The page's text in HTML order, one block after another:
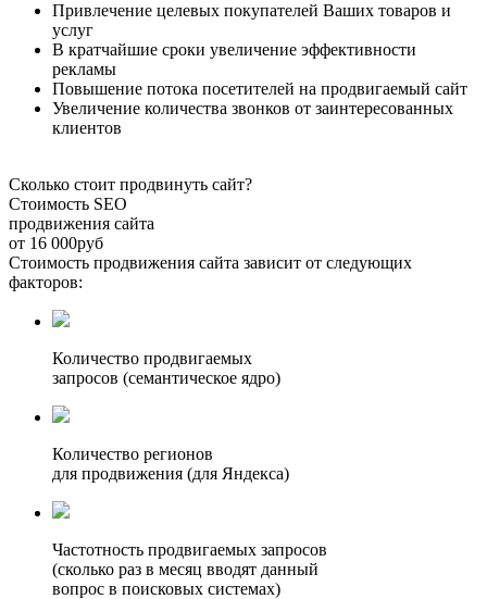
Привлечение целевых покупателей Ваших товаров и
услуг
В кратчайшие сроки увеличение эффективности
рекламы
Повышение потока посетителей на продвигаемый сайт
Увеличение количества звонков от заинтересованных
клиентов
Cколько стоит продвинуть сайт?
Стоимость SEO
продвижения сайта
от 16 000руб
Стоимость продвижения сайта зависит от следующих
факторов:
Количество продвигаемых
запросов (семантическое ядро)
Количество регионов
для продвижения (для Яндекса)
Частотность продвигаемых запросов
(сколько раз в месяц вводят данный
вопрос в поисковых системах)